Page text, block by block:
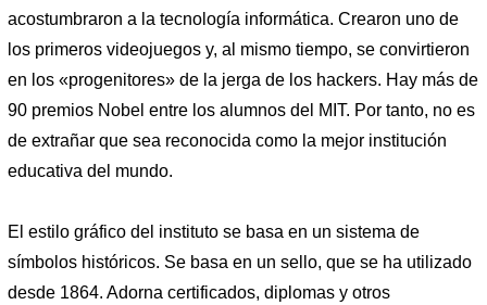
acostumbraron a la tecnología informática. Crearon uno de
los primeros videojuegos y, al mismo tiempo, se convirtieron
en los «progenitores» de la jerga de los hackers. Hay más de
90 premios Nobel entre los alumnos del MIT. Por tanto, no es
de extrañar que sea reconocida como la mejor institución
educativa del mundo.
El estilo gráfico del instituto se basa en un sistema de
símbolos históricos. Se basa en un sello, que se ha utilizado
desde 1864. Adorna certificados, diplomas y otros